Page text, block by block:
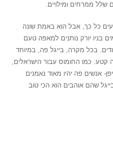
שלל ממרחים ומילויים.
טעים כל כך, אבל הוא באמת שונה
יורק נותנים למאפה טעם
בכל מקרה, בייגל פה, במיוחד
קטע. כמו החומוס עבור הישראלים,
אנשים פה יהיו מאוד נאמנים
שהם אוהבים הוא הכי טוב